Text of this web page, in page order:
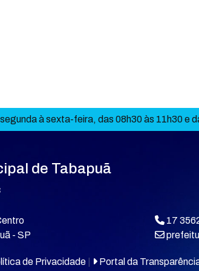
à sexta-feira, das 08h30 às 11h30 e
de Tabapuã
- SP
17
de Privacidade Portal da